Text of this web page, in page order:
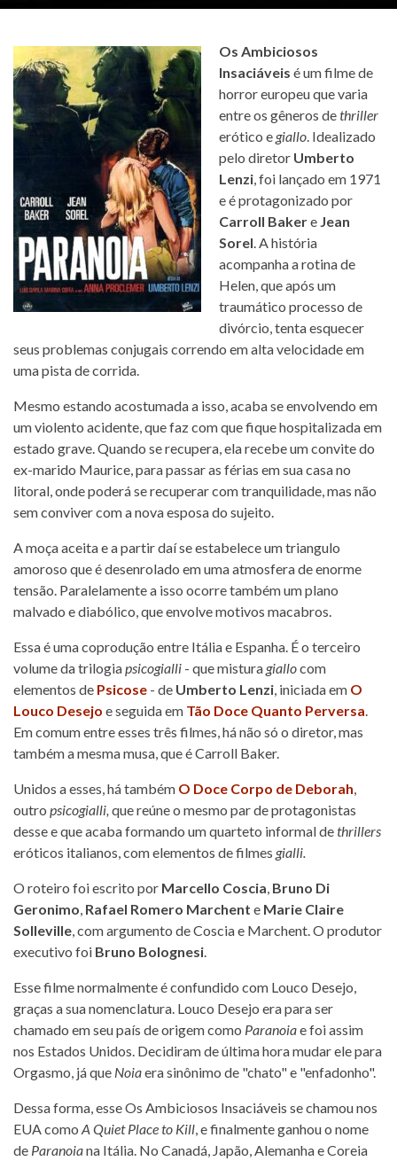
Os Ambiciosos
Insaciáveis é um filme de
horror europeu que varia
entre os gêneros dethriller
erótico e giallo. Idealizado
pelo diretor Umberto
Lenzi, foi lançado em 1971
e é protagonizado por
Carroll Bakere Jean
Sorel. A história
acompanha a rotina de
Helen, que após um
traumático processo de
divórcio, tenta esquecer
seus problemas conjugais correndo em alta velocidade em
uma pista de corrida.
Mesmo estando acostumada a isso, acaba se envolvendo em
um violento acidente, que faz com que fique hospitalizada em
estado grave. Quando se recupera, ela recebe um convite do
ex-marido Maurice, para passar as férias em sua casa no
litoral, onde poderá se recuperar com tranquilidade, mas não
sem conviver com a nova esposa do sujeito.
A moça aceita e a partir daí se estabelece um triangulo
amoroso que é desenrolado em uma atmosfera de enorme
tensão. Paralelamente a isso ocorre também um plano
malvado e diabólico, que envolve motivos macabros.
Essa é uma coprodução entre Itália e Espanha. É o terceiro
volume da trilogiapsicogialli - que mistura giallocom
elementos de Psicose - de Umberto Lenzi, iniciada em O
Louco Desejo e seguida em Tão Doce Quanto Perversa.
Em comum entre esses três filmes, há não só o diretor, mas
também a mesma musa, que é Carroll Baker.
Unidos a esses, há também O Doce Corpo de Deborah,
outro psicogialli, que reúne o mesmo par de protagonistas
desse e que acaba formando um quarteto informal dethrillers
eróticos italianos, com elementos de filmes gialli.
O roteiro foi escrito por Marcello Coscia, Bruno Di
Geronimo, Rafael Romero Marchent e Marie Claire
Solleville, com argumento de Coscia e Marchent. O produtor
executivo foi Bruno Bolognesi.
Esse filme normalmente é confundido com Louco Desejo,
graças a sua nomenclatura. Louco Desejo era para ser
chamado em seu país de origem como Paranoiae foi assim
nos Estados Unidos. Decidiram de última hora mudar ele para
Orgasmo, já que Noiaera sinônimo de "chato" e "enfadonho".
Dessa forma, esse Os Ambiciosos Insaciáveis se chamou nos
EUA como A Quiet Place to Kill, e finalmente ganhou o nome
de Paranoiana Itália. No Canadá, Japão, Alemanha e Coreia